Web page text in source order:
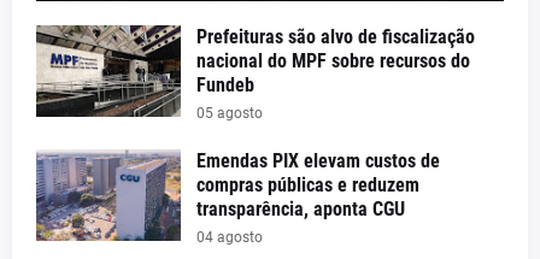
Prefeituras são alvo de fiscalização
nacional do MPF sobre recursos do
Fundeb
05 agosto
Emendas PIX elevam custos de
compras públicas e reduzem
transparência, aponta CGU
04 agosto